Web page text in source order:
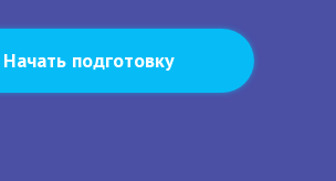
Начать подготовку